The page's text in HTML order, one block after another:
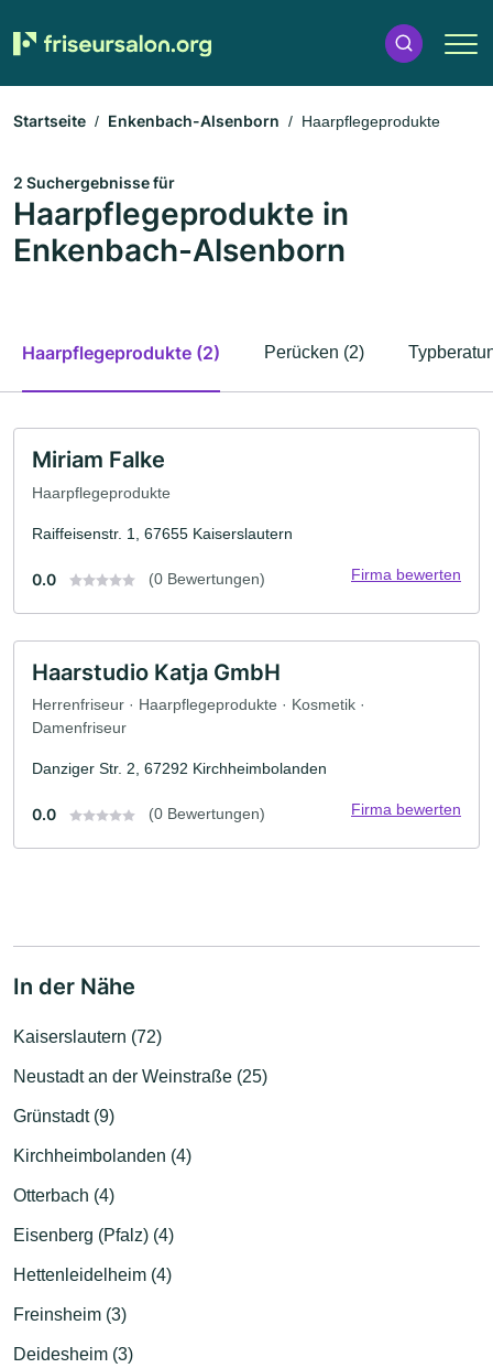
Startseite Enkenbach-Alsenborn Haarpflegeprodukte
2 Suchergebnisse für
Haarpflegeprodukte in
Enkenbach-Alsenborn
Haarpflegeprodukte (2) Perücken (2)
Miriam Falke
Haarpflegeprodukte
Raiffeisenstr. 1, 67655 Kaiserslautern
0.0 (0 Bewertungen) Firma bewerten
Haarstudio Katja GmbH
Herrenfriseur · Haarpflegeprodukte · Kosmetik ·
Damenfriseur
Danziger Str. 2, 67292 Kirchheimbolanden
0.0 (0 Bewertungen) Firma bewerten
In der Nähe
Kaiserslautern (72)
Neustadt an der Weinstraße (25)
Grünstadt (9)
Kirchheimbolanden (4)
Otterbach (4)
Eisenberg (Pfalz) (4)
Hettenleidelheim (4)
Freinsheim (3)
Deidesheim (3)